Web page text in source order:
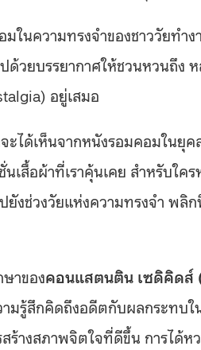
มในความทรงจำของชาววัยท
ด้วยบรรยากาศให้ชวนหวนถึง
อยู่เสมอ
จะได้เห็นจากหนังรอมคอมใน
เสื้อผ้าที่เราคุ้นเคย สำหรับใค
ยังช่วงวัยแห่งความทรงจำ พลิ
าของคอนแสตนติน เซดิคิดส์
ามรู้สึกคิดถึงอดีตกับผลกระทบ
ร้างสภาพจิตใจที่ดีขึ้น การได้ห